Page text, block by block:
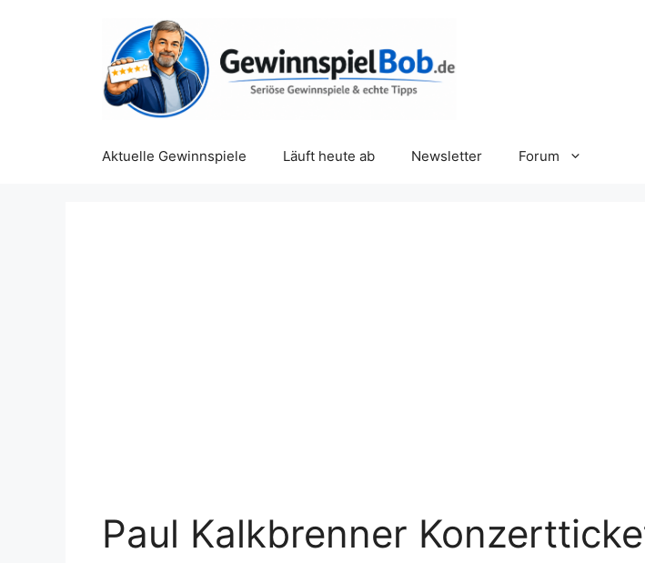
Aktuelle Gewinnspiele Läuft heute ab Newsletter Forum
Paul Kalkbrenner